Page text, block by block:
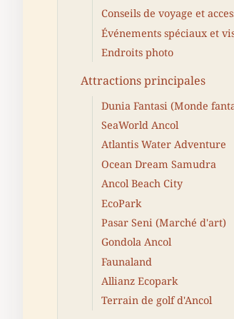
Conseils de voyage et
Événements spéciaux et
Endroits photo
Attractions principales
Dunia Fantasi (Monde
SeaWorld Ancol
Atlantis Water Adventure
Ocean Dream Samudra
Ancol Beach City
EcoPark
Pasar Seni (Marché d'art)
Gondola Ancol
Faunaland
Allianz Ecopark
Terrain de golf d'Ancol